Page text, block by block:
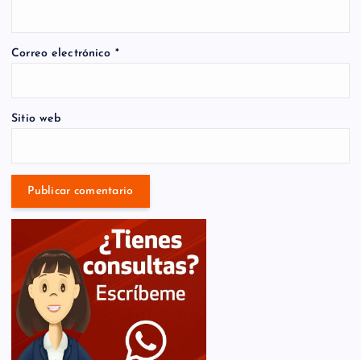
Correo electrónico *
Sitio web